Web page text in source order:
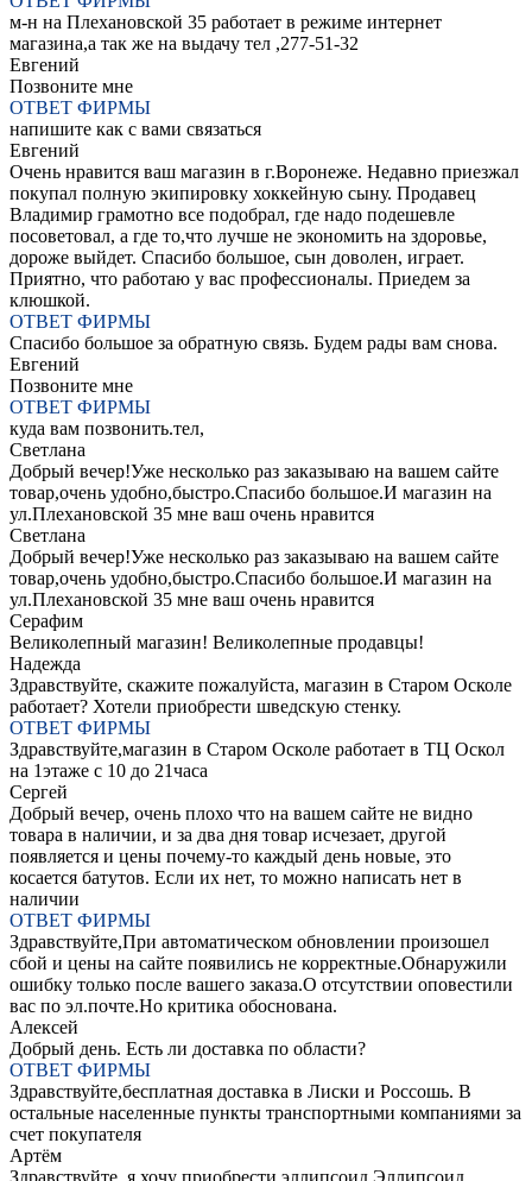
м-н на Плехановской 35 работает в режиме интернет
магазина,а так же на выдачу тел ,277-51-32
Евгений
Позвоните мне
ОТВЕТ ФИРМЫ
напишите как с вами связаться
Евгений
Очень нравится ваш магазин в г.Воронеже. Недавно приезжал
покупал полную экипировку хоккейную сыну. Продавец
Владимир грамотно все подобрал, где надо подешевле
посоветовал, а где то,что лучше не экономить на здоровье,
дороже выйдет. Спасибо большое, сын доволен, играет.
Приятно, что работаю у вас профессионалы. Приедем за
клюшкой.
ОТВЕТ ФИРМЫ
Спасибо большое за обратную связь. Будем рады вам снова.
Евгений
Позвоните мне
ОТВЕТ ФИРМЫ
куда вам позвонить.тел,
Светлана
Добрый вечер!Уже несколько раз заказываю на вашем сайте
товар,очень удобно,быстро.Спасибо большое.И магазин на
ул.Плехановской 35 мне ваш очень нравится
Светлана
Добрый вечер!Уже несколько раз заказываю на вашем сайте
товар,очень удобно,быстро.Спасибо большое.И магазин на
ул.Плехановской 35 мне ваш очень нравится
Серафим
Великолепный магазин! Великолепные продавцы!
Надежда
Здравствуйте, скажите пожалуйста, магазин в Старом Осколе
работает? Хотели приобрести шведскую стенку.
ОТВЕТ ФИРМЫ
Здравствуйте,магазин в Старом Осколе работает в ТЦ Оскол
на 1этаже с 10 до 21часа
Сергей
Добрый вечер, очень плохо что на вашем сайте не видно
товара в наличии, и за два дня товар исчезает, другой
появляется и цены почему-то каждый день новые, это
косается батутов. Если их нет, то можно написать нет в
наличии
ОТВЕТ ФИРМЫ
Здравствуйте,При автоматическом обновлении произошел
сбой и цены на сайте появились не корректные.Обнаружили
ошибку только после вашего заказа.О отсутствии оповестили
вас по эл.почте.Но критика обоснована.
Алексей
Добрый день. Есть ли доставка по области?
ОТВЕТ ФИРМЫ
Здравствуйте,бесплатная доставка в Лиски и Россошь. В
остальные населенные пункты транспортными компаниями за
счет покупателя
Артëм
Здравствуйте, я хочу приобрести эллипсоид Эллипсоид